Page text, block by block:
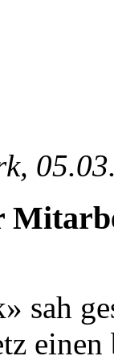
sah